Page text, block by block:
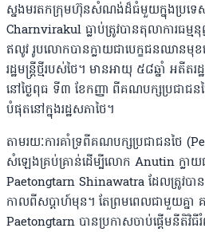
ស្នងមរតកក្រុមហ៊ុនសំណង់ដ៏ធំមួយក្នុងប្រទ
Charnvirakul ធ្លាប់ត្រូវបានតុលាការធម្ម
ឥលូវ រូបលោកបានក្លាយជាបេក្ខជនឈានមុ
រដ្ឋមន្ត្រីថ្មីរបស់ថៃ។ មានអាយុ ៥៨ឆ្នាំ អតីតរ
នៅថ្ងៃពុធ ទី៣ ខែកញ្ញា ពីគណបក្សប្រជាជន
បំផុតនៅក្នុងរដ្ឋសភាថៃ។
តាមរយៈការគាំទ្រពីគណបក្សប្រជាជនថៃ
សំឡេងគ្រប់គ្រាន់ដើម្បីលោក Anutin ក្លា
Paetongtarn Shinawatra ដែលត្រូវបា
កាលពីសប្ដាហ៍មុន។ តែព្រមពេលជាមួយគ្ន
Paetongtarn បានប្រកាសចាប់ផ្ដើមនីតិវិធី